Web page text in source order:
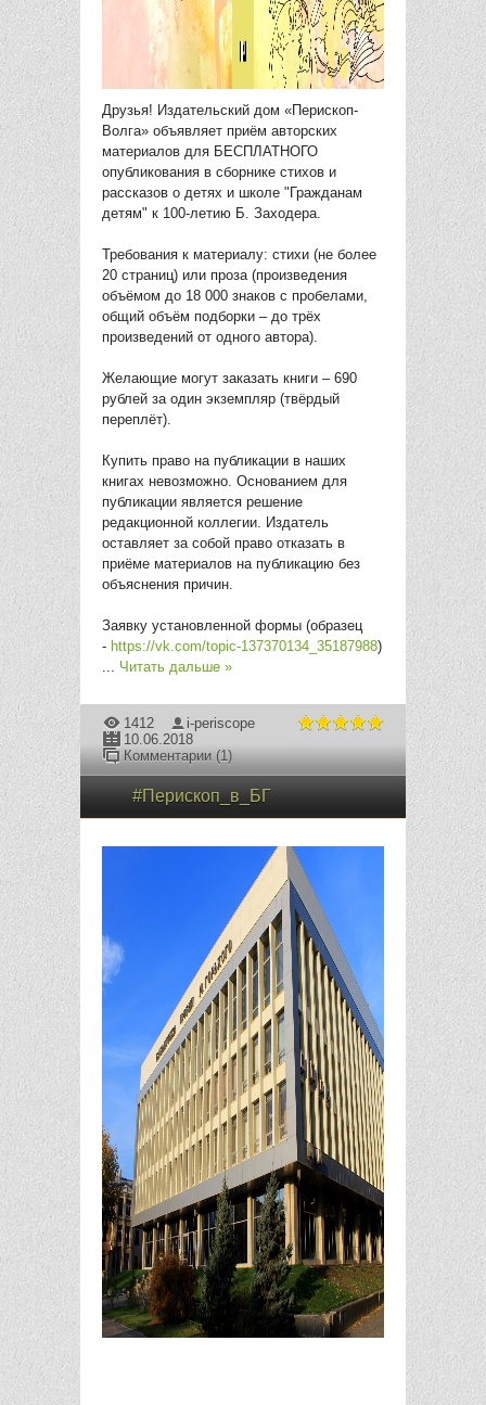
Друзья! Издательский дом «Перископ-
Волга» объявляет приём авторских
материалов для БЕСПЛАТНОГО
опубликования в сборнике стихов и
рассказов о детях и школе "Гражданам
детям" к 100-летию Б. Заходера.
Требования к материалу: стихи (не более
20 страниц) или проза (произведения
объёмом до 18 000 знаков с пробелами,
общий объём подборки – до трёх
произведений от одного автора).
Желающие могут заказать книги – 690
рублей за один экземпляр (твёрдый
переплёт).
Купить право на публикации в наших
книгах невозможно. Основанием для
публикации является решение
редакционной коллегии. Издатель
оставляет за собой право отказать в
приёме материалов на публикацию без
объяснения причин.
Заявку установленной формы (образец
- https://vk.com/topic-137370134_35187988)
... Читать дальше »
1412
i-periscope
10.06.2018
Комментарии (1)
#Перископ_в_БГ